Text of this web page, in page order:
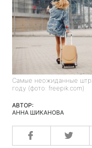
Самые неожиданные
году (фото: freepik.com)
АВТОР:
АННА ШИКАНОВА